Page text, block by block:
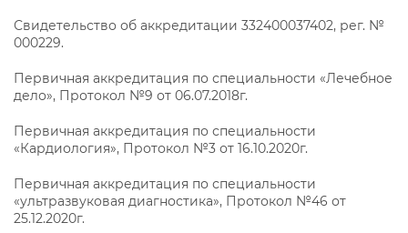
Свидетельство об аккредитации 332400037402, рег. №
000229.
Первичная аккредитация по специальности «Лечебное
дело», Протокол №9 от 06.07.2018г.
Первичная аккредитация по специальности
«Кардиология», Протокол №3 от 16.10.2020г.
Первичная аккредитация по специальности
«ультразвуковая диагностика», Протокол №46 от
25.12.2020г.